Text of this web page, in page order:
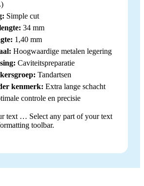
Simple cut
34 mm
1,40 mm
Hoogwaardige metalen legering
Caviteitspreparatie
Tandartsen
kenmerk: Extra lange schacht
controle en precisie
text … Select any part of your text
toolbar.